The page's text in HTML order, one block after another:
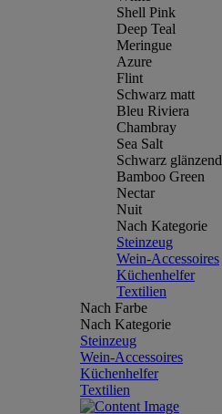
Shell Pink
Deep Teal
Meringue
Azure
Flint
Schwarz matt
Bleu Riviera
Chambray
Sea Salt
Schwarz glänzend
Bamboo Green
Nectar
Nuit
Nach Kategorie
Steinzeug
Wein-Accessoires
Küchenhelfer
Textilien
Nach Farbe
Nach Kategorie
Steinzeug
Wein-Accessoires
Küchenhelfer
Textilien